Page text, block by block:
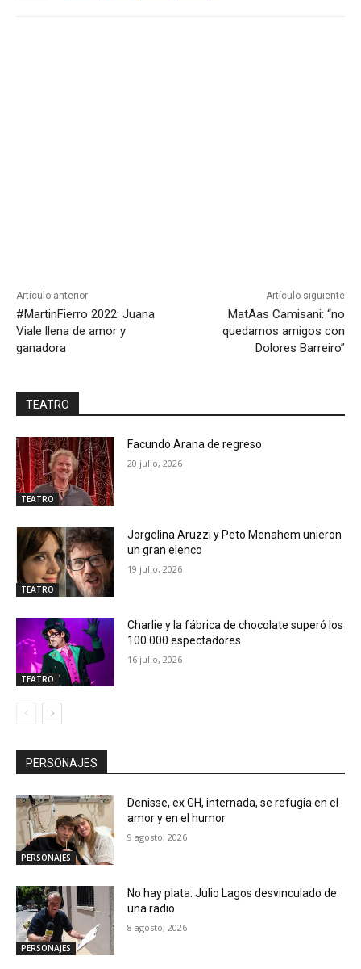
Artículo anterior
#MartinFierro 2022: Juana
Viale llena de amor y
ganadora
Artículo siguiente
MatÃ­as Camisani: “no
quedamos amigos con
Dolores Barreiro”
TEATRO
TEATRO
Facundo Arana de regreso
20 julio, 2026
TEATRO
Jorgelina Aruzzi y Peto Menahem unieron
un gran elenco
19 julio, 2026
TEATRO
Charlie y la fábrica de chocolate superó los
100.000 espectadores
16 julio, 2026
PERSONAJES
PERSONAJES
Denisse, ex GH, internada, se refugia en el
amor y en el humor
9 agosto, 2026
PERSONAJES
No hay plata: Julio Lagos desvinculado de
una radio
8 agosto, 2026